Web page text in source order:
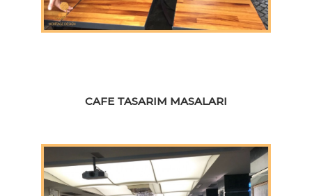
CAFE TASARIM MASALARI